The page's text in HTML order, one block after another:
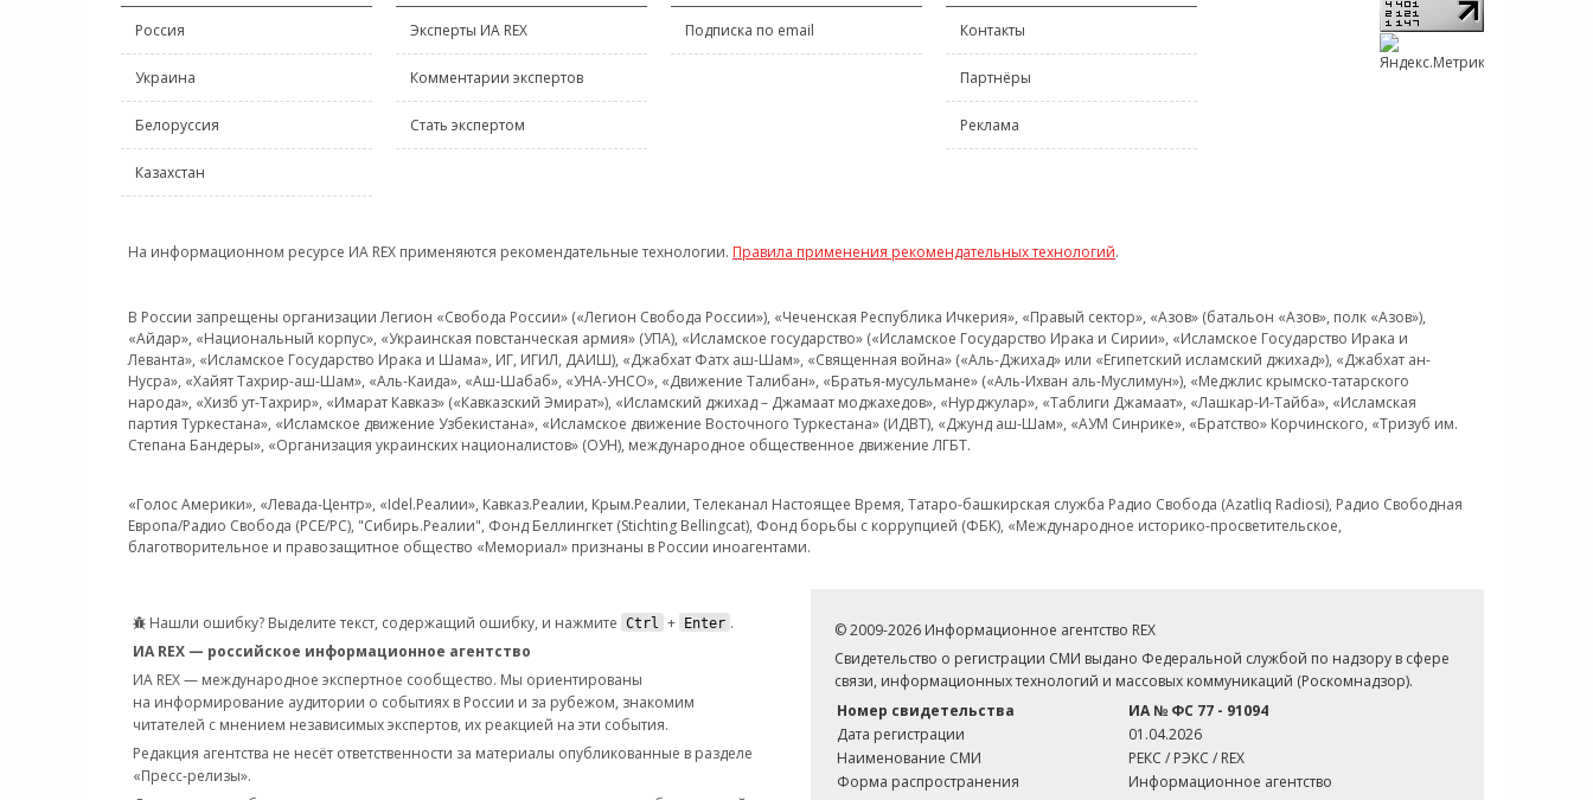
Россия
Украина
Белоруссия
Казахстан
Эксперты ИА REX
Комментарии экспертов
Стать экспертом
Подписка по email Контакты
Партнёры
Реклама
На информационном ресурсе ИА REX применяются рекомендательные технологии. Правила применения рекомендательных технологий.
В России запрещены организации Легион «Свобода России» («Легион Свобода России»), «Чеченская Республика Ичкерия», «Правый сектор», «Азов» (батальон «Азов», полк «Азов»),
«Айдар», «Национальный корпус», «Украинская повстанческая армия» (УПА), «Исламское государство» («Исламское Государство Ирака и Сирии», «Исламское Государство Ирака и
Леванта», «Исламское Государство Ирака и Шама», ИГ, ИГИЛ, ДАИШ), «Джабхат Фатх аш-Шам», «Священная война» («Аль-Джихад» или «Египетский исламский джихад»), «Джабхат ан-
Нусра», «Хайят Тахрир-аш-Шам», «Аль-Каида», «Аш-Шабаб», «УНА-УНСО», «Движение Талибан», «Братья-мусульмане» («Аль-Ихван аль-Муслимун»), «Меджлис крымско-татарского
народа», «Хизб ут-Тахрир», «Имарат Кавказ» («Кавказский Эмират»), «Исламский джихад – Джамаат моджахедов», «Нурджулар», «Таблиги Джамаат», «Лашкар-И-Тайба», «Исламская
партия Туркестана», «Исламское движение Узбекистана», «Исламское движение Восточного Туркестана» (ИДВТ), «Джунд аш-Шам», «АУМ Синрике», «Братство» Корчинского, «Тризуб им.
Степана Бандеры», «Организация украинских националистов» (ОУН), международное общественное движение ЛГБТ.
«Голос Америки», «Левада-Центр», «Idel.Реалии», Кавказ.Реалии, Крым.Реалии, Телеканал Настоящее Время, Татаро-башкирская служба Радио Свобода (Azatliq Radiosi), Радио Свободная
Европа/Радио Свобода (PCE/PC), "Сибирь.Реалии", Фонд Беллингкет (Stichting Bellingcat), Фонд борьбы с коррупцией (ФБК), «Международное историко-просветительское,
благотворительное и правозащитное общество «Мемориал» признаны в России иноагентами.
Нашли ошибку? Выделите текст, содержащий ошибку, и нажмите Ctrl + Enter .
ИА REX — российское информационное агентство
ИА REX — международное экспертное сообщество. Мы ориентированы
на информирование аудитории о событиях в России и за рубежом, знакомим
читателей с мнением независимых экспертов, их реакцией на эти события.
Редакция агентства не несёт ответственности за материалы опубликованные в разделе
«Пресс-релизы».
© 2009-2026 Информационное агентство REX
Свидетельство о регистрации СМИ выдано Федеральной службой по надзору в сфере
связи, информационных технологий и массовых коммуникаций (Роскомнадзор).
Номер свидетельства
ИА № ФС 77 - 91094
Дата регистрации
01.04.2026
Наименование СМИ
РЕКС / РЭКС / REX
Форма распространения
Информационное агентство